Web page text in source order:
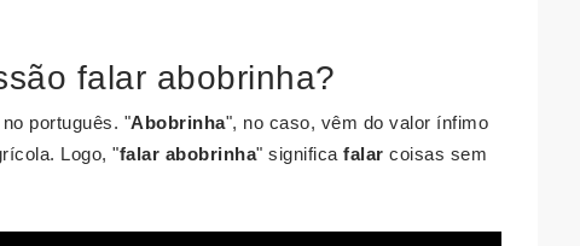
falar abobrinha?
português. "Abobrinha", no caso, vêm do valor ínfimo
Logo, "falar abobrinha" significa falar coisas sem